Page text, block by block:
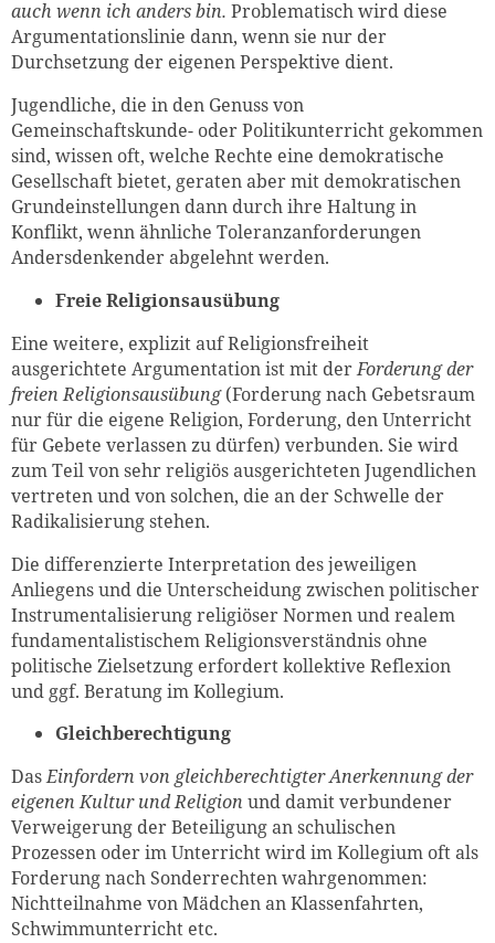
auch wenn ich anders bin. Problematisch wird diese
Argumentationslinie dann, wenn sie nur der
Durchsetzung der eigenen Perspektive dient.
Jugendliche, die in den Genuss von
Gemeinschaftskunde- oder Politikunterricht gekommen
sind, wissen oft, welche Rechte eine demokratische
Gesellschaft bietet, geraten aber mit demokratischen
Grundeinstellungen dann durch ihre Haltung in
Konflikt, wenn ähnliche Toleranzanforderungen
Andersdenkender abgelehnt werden.
Freie Religionsausübung
Eine weitere, explizit auf Religionsfreiheit
ausgerichtete Argumentation ist mit derForderung der
freien Religionsausübung(Forderung nach Gebetsraum
nur für die eigene Religion, Forderung, den Unterricht
für Gebete verlassen zu dürfen) verbunden. Sie wird
zum Teil von sehr religiös ausgerichteten Jugendlichen
vertreten und von solchen, die an der Schwelle der
Radikalisierung stehen.
Die differenzierte Interpretation des jeweiligen
Anliegens und die Unterscheidung zwischen politischer
Instrumentalisierung religiöser Normen und realem
fundamentalistischem Religionsverständnis ohne
politische Zielsetzung erfordert kollektive Reflexion
und ggf. Beratung im Kollegium.
Gleichberechtigung
DasEinfordern von gleichberechtigter Anerkennung der
eigenen Kultur und Religion und damit verbundener
Verweigerung der Beteiligung an schulischen
Prozessen oder im Unterricht wird im Kollegium oft als
Forderung nach Sonderrechten wahrgenommen:
Nichtteilnahme von Mädchen an Klassenfahrten,
Schwimmunterricht etc.